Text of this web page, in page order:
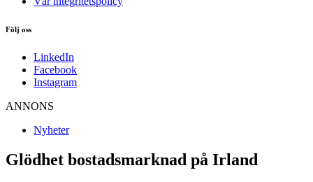
Följ oss
LinkedIn
Facebook
Instagram
ANNONS
Nyheter
Glödhet bostadsmarknad på Irland